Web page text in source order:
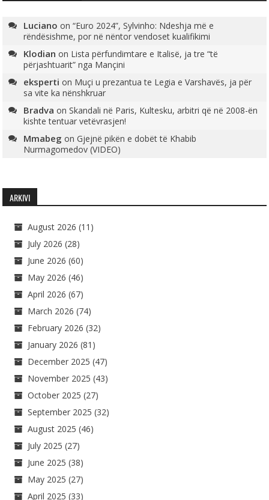
Luciano on“Euro 2024”, Sylvinho: Ndeshja më e
rëndësishme, por në nëntor vendoset kualifikimi
Klodian on Lista përfundimtare e Italisë, ja tre “të
përjashtuarit” nga Mançini
eksperti on Muçi u prezantua te Legia e Varshavës, ja për
sa vite ka nënshkruar
Bradva onSkandali në Paris, Kultesku, arbitri që në 2008-ën
kishte tentuar vetëvrasjen!
Mmabeg onGjejnë pikën e dobët të Khabib
Nurmagomedov (VIDEO)
ARKIVI
August 2026 (11)
July 2026 (28)
June 2026 (60)
May 2026 (46)
April 2026 (67)
March 2026 (74)
February 2026 (32)
January 2026 (81)
December 2025 (47)
November 2025 (43)
October 2025 (27)
September 2025 (32)
August 2025 (46)
July 2025 (27)
June 2025 (38)
May 2025 (27)
April 2025 (33)